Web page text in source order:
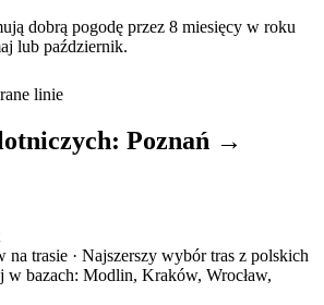
dobrą pogodę przez 8 miesięcy w roku
lub październik.
linie
Poznań →
na trasie · Najszerszy wybór tras z polskich
w bazach: Modlin, Kraków, Wrocław,